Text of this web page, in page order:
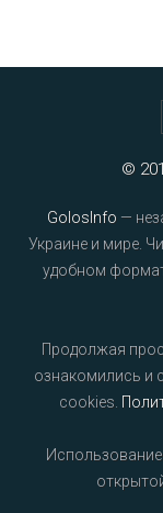
©
GolosInfo —
Украине и мире.
удобном
Продолжая
ознакомились и
cookies.